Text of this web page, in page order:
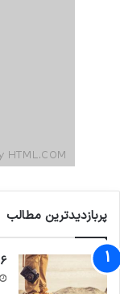
پربازدیدترین مطالب
6 نکته‌ی مهم برای گرفتن عکس‌های جذاب‌تر در سفر